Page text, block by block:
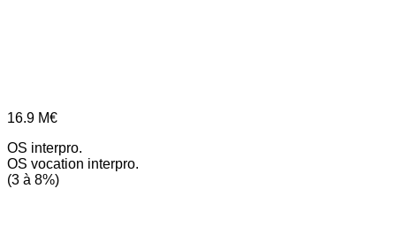
16.9 M€
OS interpro.
OS vocation interpro.
(3 à 8%)